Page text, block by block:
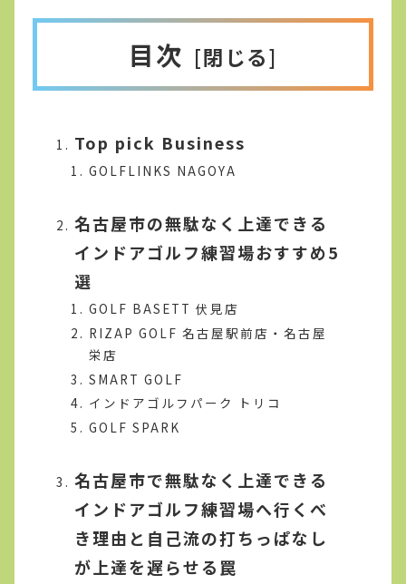
目次
Top pick Business
GOLFLINKS NAGOYA
名古屋市の無駄なく上達できる
インドアゴルフ練習場おすすめ5
選
GOLF BASETT 伏見店
RIZAP GOLF 名古屋駅前店・名古屋
栄店
SMART GOLF
インドアゴルフパーク トリコ
GOLF SPARK
名古屋市で無駄なく上達できる
インドアゴルフ練習場へ行くべ
き理由と自己流の打ちっぱなし
が上達を遅らせる罠